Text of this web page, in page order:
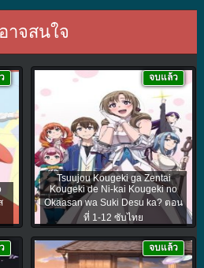
าจสนใจ
Tsuujou Kougeki ga Zentai
Kougeki de Ni-kai Kougeki no
Okaasan wa Suki Desu ka? ตอน
ที่ 1-12 ซับไทย
จบแล้ว
จบแล้ว